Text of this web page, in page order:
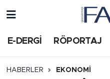
E-DERGİ RÖPORTAJ
HABERLER EKONOMI
HABER
Nöbetçi Eczaneler